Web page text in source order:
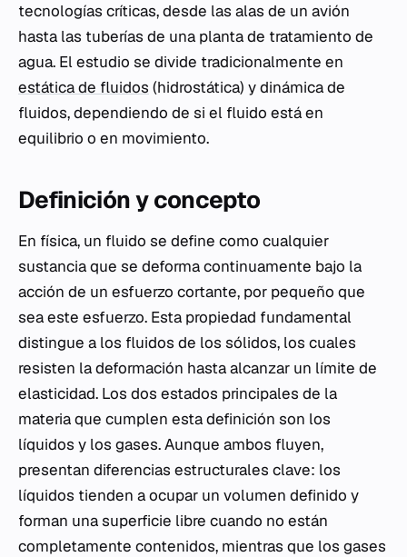
tecnologías críticas, desde las alas de un avión
hasta las tuberías de una planta de tratamiento de
agua. El estudio se divide tradicionalmente en
estática de fluidos (hidrostática) y dinámica de
fluidos, dependiendo de si el fluido está en
equilibrio o en movimiento.
Definición y concepto
En física, un fluido se define como cualquier
sustancia que se deforma continuamente bajo la
acción de un esfuerzo cortante, por pequeño que
sea este esfuerzo. Esta propiedad fundamental
distingue a los fluidos de los sólidos, los cuales
resisten la deformación hasta alcanzar un límite de
elasticidad. Los dos estados principales de la
materia que cumplen esta definición son los
líquidos y los gases. Aunque ambos fluyen,
presentan diferencias estructurales clave: los
líquidos tienden a ocupar un volumen definido y
forman una superficie libre cuando no están
completamente contenidos, mientras que los gases